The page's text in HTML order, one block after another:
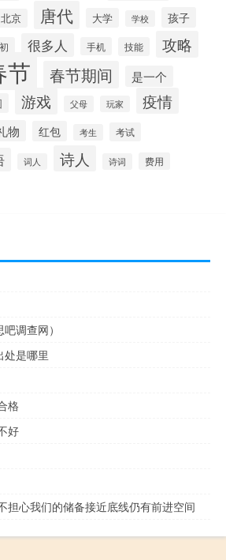
北京 唐代 大学 学校 孩子
很多人 手机 技能 攻略
节 春节期间 是一个
游戏 父母 玩家 疫情
物 红包 考生 考试
词人 诗人 诗词 费用
调查网）
处是哪里
格
好
担心我们的储备接近底线仍有前进空间